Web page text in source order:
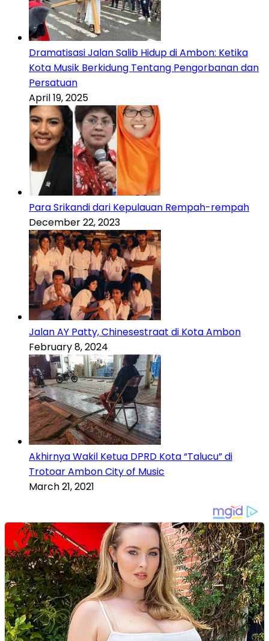
Dramatisasi Jalan Salib Hidup di Ambon: Ketika
Kota Musik Berkidung Tentang Pengorbanan dan
Persatuan
April 19, 2025
Para Srikandi dari Kepulauan Rempah-rempah
December 22, 2023
Jalan AY Patty, Chinesestraat di Kota Ambon
February 8, 2024
Akhirnya Wakil Ketua DPRD Kota “Talucu” di
Trotoar Ambon City of Music
March 21, 2021